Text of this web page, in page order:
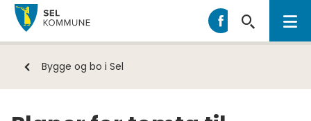
Sel
kommune
Sel
Du
Bygge og bo i Sel